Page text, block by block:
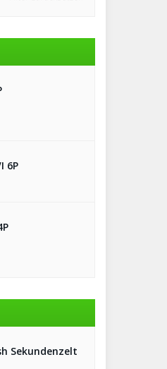
6P
Sekundenzelt